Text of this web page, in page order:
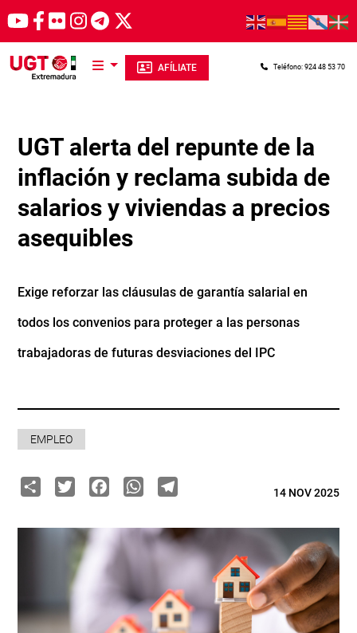
Pasar al contenido principal
AFÍLIATE Teléfono: 924 48 53 70
UGT alerta del repunte de la
inflación y reclama subida de
salarios y viviendas a precios
asequibles
Exige reforzar las cláusulas de garantía salarial en
todos los convenios para proteger a las personas
trabajadoras de futuras desviaciones del IPC
EMPLEO
ShareTwitterFacebook
WhatsApp
Telegram14 NOV 2025